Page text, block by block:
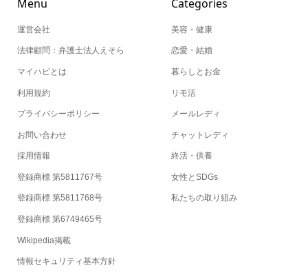
Menu
運営会社
法律顧問：弁護士法人えそら
マイハピとは
利用規約
プライバシーポリシー
お問い合わせ
採用情報
登録商標 第5811767号
登録商標 第5811768号
登録商標 第6749465号
Wikipedia掲載
情報セキュリティ基本方針
Categories
美容・健康
恋愛・結婚
暮らしとお金
リモ活
メールレディ
チャットレディ
終活・供養
女性とSDGs
私たちの取り組み